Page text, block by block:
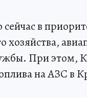
в
хозяйства,
При этом,
на АЗС в